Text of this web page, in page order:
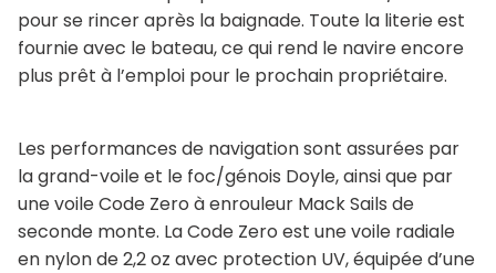
pour se rincer après la baignade. Toute la literie est
fournie avec le bateau, ce qui rend le navire encore
plus prêt à l’emploi pour le prochain propriétaire.
Les performances de navigation sont assurées par
la grand-voile et le foc/génois Doyle, ainsi que par
une voile Code Zero à enrouleur Mack Sails de
seconde monte. La Code Zero est une voile radiale
en nylon de 2,2 oz avec protection UV, équipée d’une